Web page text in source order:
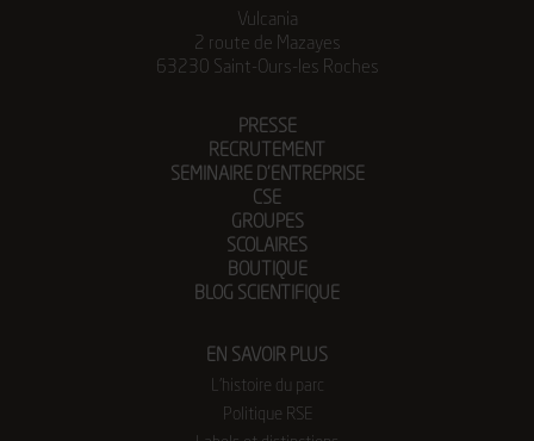
Vulcania
2 route de Mazayes
63230 Saint-Ours-les Roches
PRESSE
RECRUTEMENT
SEMINAIRE D’ENTREPRISE
CSE
GROUPES
SCOLAIRES
BOUTIQUE
BLOG SCIENTIFIQUE
EN SAVOIR PLUS
L’histoire du parc
Politique RSE